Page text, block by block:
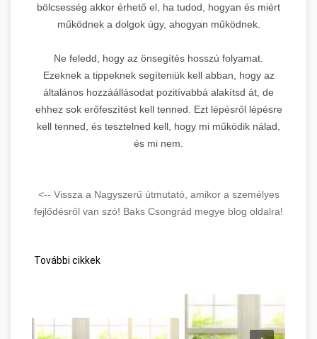
bölcsesség akkor érhető el, ha tudod, hogyan és miért
működnek a dolgok úgy, ahogyan működnek.
Ne feledd, hogy az önsegítés hosszú folyamat.
Ezeknek a tippeknek segíteniük kell abban, hogy az
általános hozzáállásodat pozitívabbá alakítsd át, de
ehhez sok erőfeszítést kell tenned. Ezt lépésről lépésre
kell tenned, és tesztelned kell, hogy mi működik nálad,
és mi nem.
<-- Vissza a Nagyszerű útmutató, amikor a személyes
fejlődésről van szó! Baks Csongrád megye blog oldalra!
További cikkek